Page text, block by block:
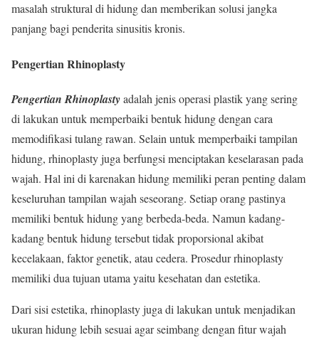
masalah struktural di hidung dan memberikan solusi jangka
panjang bagi penderita sinusitis kronis.
Pengertian Rhinoplasty
Pengertian Rhinoplastyadalah jenis operasi plastik yang sering
di lakukan untuk memperbaiki bentuk hidung dengan cara
memodifikasi tulang rawan. Selain untuk memperbaiki tampilan
hidung, rhinoplasty juga berfungsi menciptakan keselarasan pada
wajah. Hal ini di karenakan hidung memiliki peran penting dalam
keseluruhan tampilan wajah seseorang. Setiap orang pastinya
memiliki bentuk hidung yang berbeda-beda. Namun kadang-
kadang bentuk hidung tersebut tidak proporsional akibat
kecelakaan, faktor genetik, atau cedera. Prosedur rhinoplasty
memiliki dua tujuan utama yaitu kesehatan dan estetika.
Dari sisi estetika, rhinoplasty juga di lakukan untuk menjadikan
ukuran hidung lebih sesuai agar seimbang dengan fitur wajah